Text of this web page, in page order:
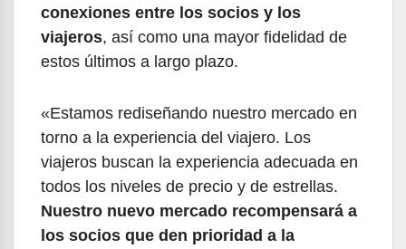
conexiones entre los socios y los
viajeros, así como una mayor fidelidad de
estos últimos a largo plazo.
«Estamos rediseñando nuestro mercado en
torno a la experiencia del viajero. Los
viajeros buscan la experiencia adecuada en
todos los niveles de precio y de estrellas.
Nuestro nuevo mercado recompensará a
los socios que den prioridad a la